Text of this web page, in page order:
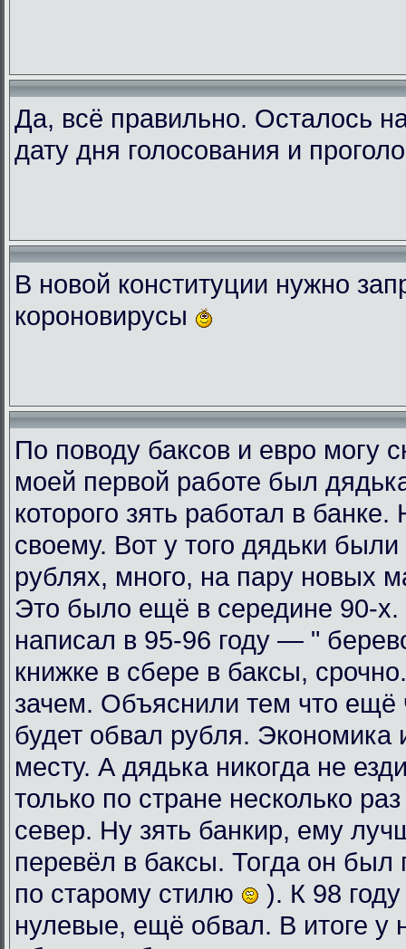
Да, всё правильно. Осталось
дату дня голосования и
В новой конституции нужно
короновирусы
По поводу баксов и евро могу
моей первой работе был
которого зять работал в
своему. Вот у того дядьки
рублях, много, на пару новых
Это было ещё в середине 90-х.
написал в 95-96 году — "
книжке в сбере в баксы,
зачем. Объяснили тем что ещё
будет обвал рубля. Экономика
месту. А дядька никогда не
только по стране несколько
север. Ну зять банкир, ему
перевёл в баксы. Тогда он был
по старому стилю
). К 98
нулевые, ещё обвал. В итоге у